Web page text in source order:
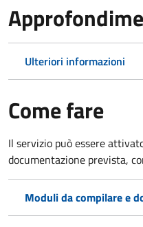
Ulteriori informazioni
Come fare
Il servizio può essere
documentazione prevista,
Moduli da compilare e